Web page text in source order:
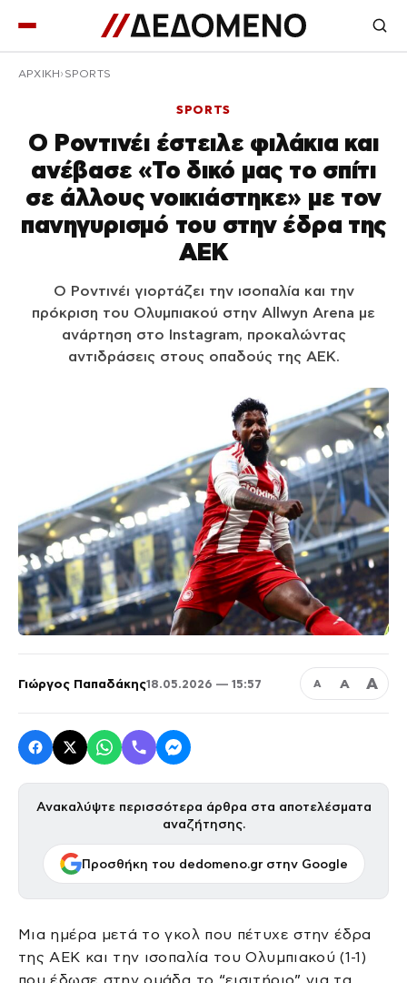
ΑΡΧΙΚΉ SPORTS
SPORTS
Ο Ροντινέι έστειλε φιλάκια και
ανέβασε «Το δικό μας το σπίτι
σε άλλους νοικιάστηκε» με τον
πανηγυρισμό του στην έδρα της
ΑΕΚ
Ο Ροντινέι γιορτάζει την ισοπαλία και την
πρόκριση του Ολυμπιακού στην Allwyn Arena με
ανάρτηση στο Instagram, προκαλώντας
αντιδράσεις στους οπαδούς της ΑΕΚ.
Γιώργος Παπαδάκης18.05.2026 — 15:57 Α Α Α
Ανακαλύψτε περισσότερα άρθρα στα αποτελέσματα
αναζήτησης.
Προσθήκη του dedomeno.gr στην Google
Μια ημέρα μετά το γκολ που πέτυχε στην έδρα
της ΑΕΚ και την ισοπαλία του Ολυμπιακού (1-1)
που έδωσε στην ομάδα το “εισιτήριο” για τα